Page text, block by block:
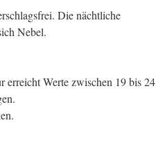
Die nächtliche
Nebel.
erreicht Werte zwischen 19 bis 24